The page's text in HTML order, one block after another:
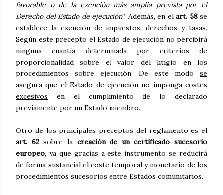
favorable o de la exención más amplia prevista por el
Derecho del Estado de ejecución”. Además, en el art. 58se
establece la exención de impuestos, derechos y tasas.
Según este precepto el Estado de ejecución no percibirá
ninguna cuantía determinada por criterios de
proporcionalidad sobre el valor del litigio en los
procedimientos sobre ejecución. De este modo se
asegura que el Estado de ejecución no imponga costes
excesivos en el cumplimiento de lo declarado
previamente por un Estado miembro.
Otro de los principales preceptos del reglamento es el
art. 62sobre la creación de un certificado sucesorio
europeo, ya que gracias a este instrumento se reducirá
de forma sustancial el coste temporal y monetario de los
procedimientos sucesorios entre Estados comunitarios.